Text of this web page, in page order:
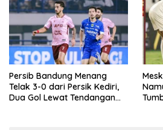
Persib Bandung Menang
Telak 3-0 dari Persik Kediri,
Dua Gol Lewat Tendangan